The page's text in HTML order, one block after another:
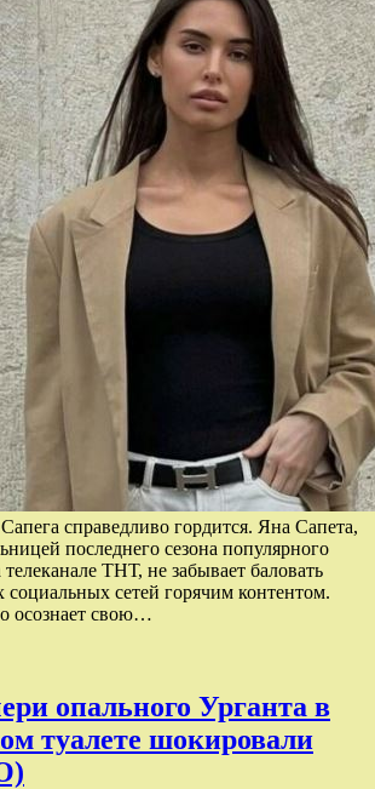
справедливо гордится. Яна Сапета,
последнего сезона популярного
ТНТ, не забывает баловать
социальных сетей горячим контентом.
осознает свою…
опального Урганта в
туалете шокировали